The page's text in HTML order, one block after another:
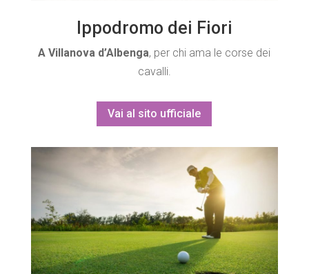
Ippodromo dei Fiori
A Villanova d’Albenga, per chi ama le corse dei
cavalli.
Vai al sito ufficiale